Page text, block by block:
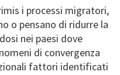
i processi migratori,
o pensano di ridurre la
nei paesi dove
di convergenza
fattori identificati